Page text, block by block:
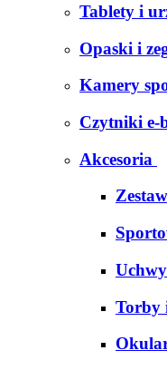
Tablety i
Opaski i
Kamery
Czytniki e-
Akcesoria
Torby